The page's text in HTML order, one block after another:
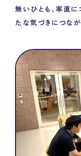
無いひとも、率直に
たな気づきにつなが